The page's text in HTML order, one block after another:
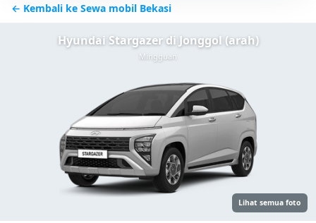
← Kembali ke Sewa mobil Bekasi
Hyundai Stargazer di Jonggol (arah)
Mingguan
Lihat semua foto